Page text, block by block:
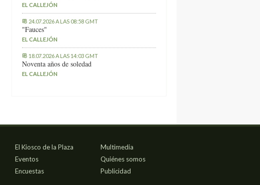
EL CALLEJÓN
24.07.2026 A LAS 08:58 GMT
"Fauces"
EL CALLEJÓN
18.07.2026 A LAS 14:03 GMT
Noventa años de soledad
EL CALLEJÓN
El Kiosco de la Plaza
Eventos
Encuestas
Multimedia
Quiénes somos
Publicidad